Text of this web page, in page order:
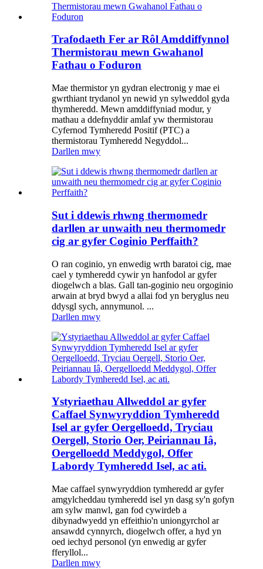
Trafodaeth Fer ar Rôl Amddiffynnol
Thermistorau mewn Gwahanol
Fathau o Foduron
Mae thermistor yn gydran electronig y mae ei
gwrthiant trydanol yn newid yn sylweddol gyda
thymheredd. Mewn amddiffyniad modur, y
mathau a ddefnyddir amlaf yw thermistorau
Cyfernod Tymheredd Positif (PTC) a
thermistorau Tymheredd Negyddol...
Darllen mwy
Sut i ddewis rhwng thermomedr
darllen ar unwaith neu thermomedr
cig ar gyfer Coginio Perffaith?
O ran coginio, yn enwedig wrth baratoi cig, mae
cael y tymheredd cywir yn hanfodol ar gyfer
diogelwch a blas. Gall tan-goginio neu orgoginio
arwain at bryd bwyd a allai fod yn beryglus neu
ddysgl sych, annymunol. ...
Darllen mwy
Ystyriaethau Allweddol ar gyfer
Caffael Synwyryddion Tymheredd
Isel ar gyfer Oergelloedd, Tryciau
Oergell, Storio Oer, Peiriannau Iâ,
Oergelloedd Meddygol, Offer
Labordy Tymheredd Isel, ac ati.
Mae caffael synwyryddion tymheredd ar gyfer
amgylcheddau tymheredd isel yn dasg sy'n gofyn
am sylw manwl, gan fod cywirdeb a
dibynadwyedd yn effeithio'n uniongyrchol ar
ansawdd cynnyrch, diogelwch offer, a hyd yn
oed iechyd personol (yn enwedig ar gyfer
fferyllol...
Darllen mwy